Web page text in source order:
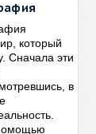
который
Сначала эти
в